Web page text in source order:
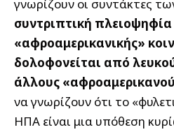
γνωρίζουν οι συντάκτες
συντριπτική
«αφροαμερικανικής»
δολοφονείται από
άλλους
να γνωρίζουν ότι το
ΗΠΑ είναι μια υπόθεση